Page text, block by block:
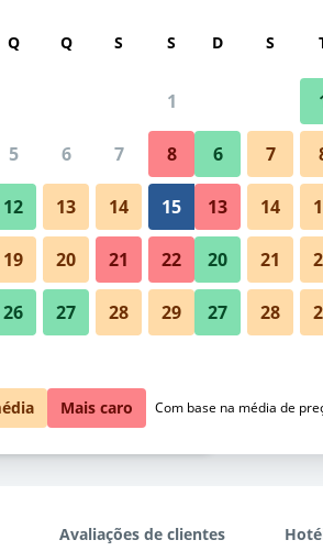
por noite mais barato(a)
Ver oferta
Ver oferta
Quarto
Hotel V
Avaliações de clientes
Q Q S S
1
5 6 7 8
12 13 14 15
19 20 21 22
26 27 28 29
D S
6 7
13 14
20 21
27 28
Mais caro Com base na média de